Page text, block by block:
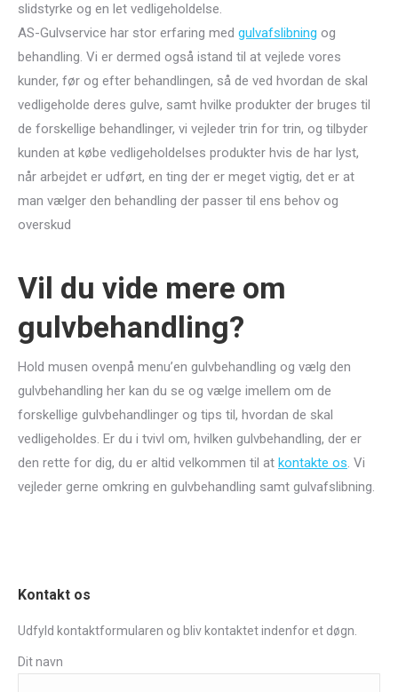
slidstyrke og en let vedligeholdelse.
AS-Gulvservice har stor erfaring med gulvafslibning og
behandling. Vi er dermed også istand til at vejlede vores
kunder, før og efter behandlingen, så de ved hvordan de skal
vedligeholde deres gulve, samt hvilke produkter der bruges til
de forskellige behandlinger, vi vejleder trin for trin, og tilbyder
kunden at købe vedligeholdelses produkter hvis de har lyst,
når arbejdet er udført, en ting der er meget vigtig, det er at
man vælger den behandling der passer til ens behov og
overskud
Vil du vide mere om
gulvbehandling?
Hold musen ovenpå menu’en gulvbehandling og vælg den
gulvbehandling her kan du se og vælge imellem om de
forskellige gulvbehandlinger og tips til, hvordan de skal
vedligeholdes. Er du i tvivl om, hvilken gulvbehandling, der er
den rette for dig, du er altid velkommen til at kontakte os. Vi
vejleder gerne omkring en gulvbehandling samt gulvafslibning.
Kontakt os
Udfyld kontaktformularen og bliv kontaktet indenfor et døgn.
Dit navn